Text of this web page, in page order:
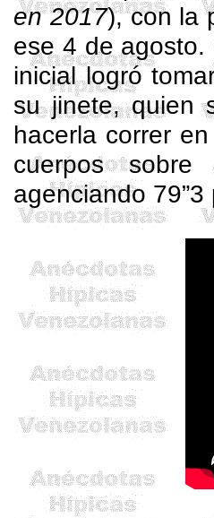
en 2017), con la
ese 4 de agosto.
inicial logró
su jinete, quien
hacerla correr
cuerpos
agenciando